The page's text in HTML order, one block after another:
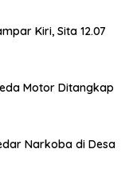
Kiri, Sita 12.07
Motor Ditangkap
Narkoba di Desa